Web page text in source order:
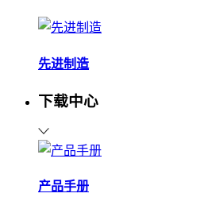
先进制造
下载中心
产品手册